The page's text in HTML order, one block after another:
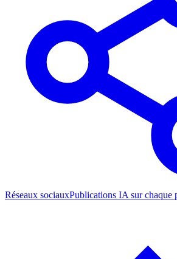
Réseaux sociauxPublications IA sur chaque